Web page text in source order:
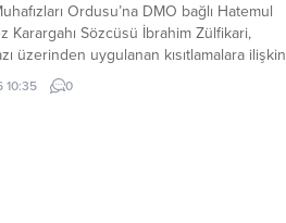
Ordusu’na DMO bağlı Hatemul
Karargahı Sözcüsü İbrahim Zülfikari,
üzerinden uygulanan kısıtlamalara ilişkin
Irak’ın bu kısıtlamalardan muaf
10:35 0